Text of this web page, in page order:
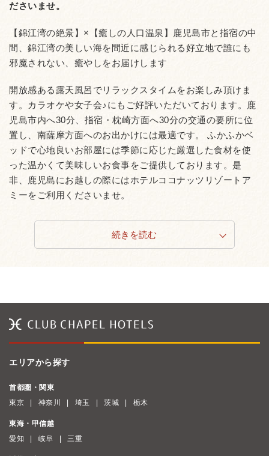
ださいませ。
【錦江湾の絶景】×【癒しの人口温泉】鹿児島市と指宿の中
間、錦江湾の美しい海を間近に感じられる好立地で誰にも
邪魔されない、癒やしをお届けします
開放感ある露天風呂でリラックスタイムをお楽しみ頂けま
す。カラオケや女子会♪にもご好評いただいております。鹿
児島市内へ30分、指宿・枕崎方面へ30分の交通の要所に位
置し、南薩摩方面へのお出かけには最適です。 ふかふかベ
ッドで心地良いお部屋には季節に応じた厳選した食材を使
った温かくて美味しいお食事をご提供しております。是
非、鹿児島にお越しの際にはホテルココナッツリゾートア
ミーをご利用くださいませ。
続きを読む
エリアから探す
首都圏・関東
東京
神奈川 埼玉 茨城 栃木
東海・甲信越
愛知
岐阜 三重